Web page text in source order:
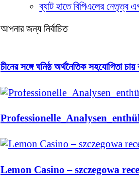
ব্যাট হাতে বিপিএলের নেতৃত্ব
আপনার জন্য নির্বাচিত
চীনের সঙ্গে ঘনিষ্ঠ অর্থনৈতিক সহযোগিতা চায়
Lemon Casino – szczegowa